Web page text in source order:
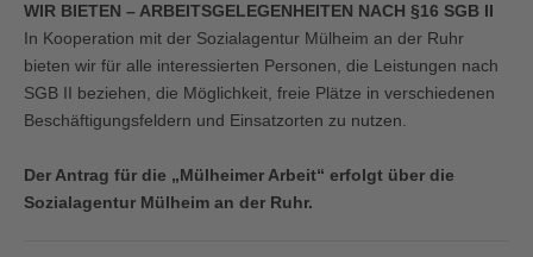
Bruchstraße 64
45468 Mülheim an der Ruhr
WIR BIETEN – ARBEITSGELEGENHEITEN NACH §16 SGB II
In Kooperation mit der Sozialagentur Mülheim an der Ruhr
bieten wir für alle interessierten Personen, die Leistungen nach
SGB II beziehen, die Möglichkeit, freie Plätze in verschiedenen
Beschäftigungsfeldern und Einsatzorten zu nutzen.
Der Antrag für die „Mülheimer Arbeit“ erfolgt über die
Sozialagentur Mülheim an der Ruhr.